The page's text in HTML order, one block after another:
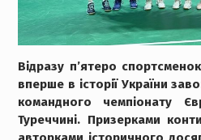
Відразу п’ятеро
вперше в історії України
командного чемпіонату
Туреччині. Призерками